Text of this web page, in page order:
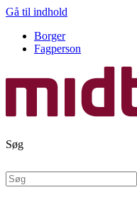
Gå til indhold
Borger
Fagperson
Søg